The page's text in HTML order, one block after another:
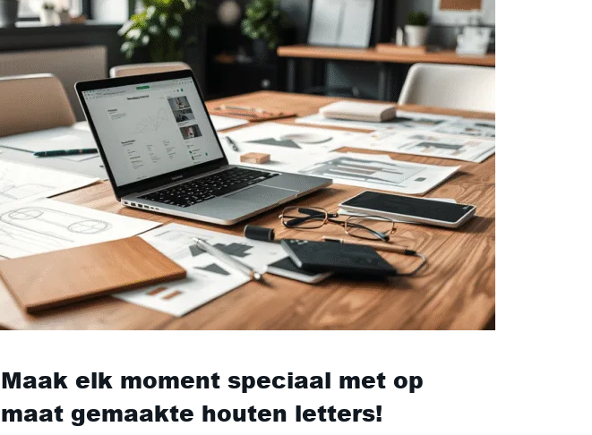
Maak elk moment speciaal met op
maat gemaakte houten letters!